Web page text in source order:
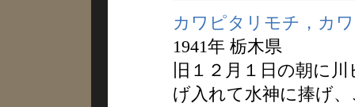
カワピタリモチ，カ
1941年 栃木県
旧１２月１日の朝に
げ入れて水神に捧げ